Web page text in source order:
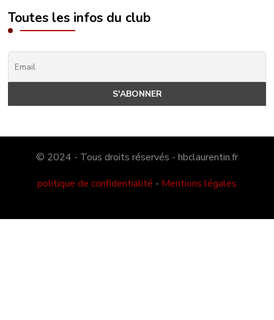
Toutes les infos du club
© 2024 - Tous droits réservés - hbclaurentin.fr
politique de confidentialité - Mentions légales